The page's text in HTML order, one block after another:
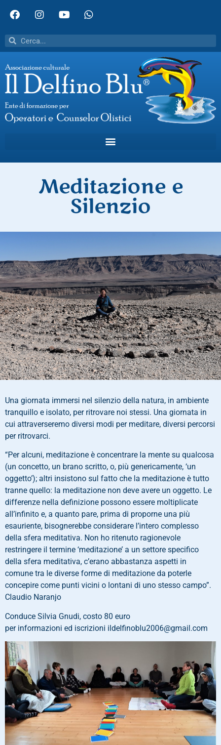
Meditazione e
Silenzio
Una giornata immersi nel silenzio della natura, in ambiente
tranquillo e isolato, per ritrovare noi stessi. Una giornata in
cui attraverseremo diversi modi per meditare, diversi percorsi
per ritrovarci.
“Per alcuni, meditazione è concentrare la mente su qualcosa
(un concetto, un brano scritto, o, più genericamente, ‘un
oggetto’); altri insistono sul fatto che la meditazione è tutto
tranne quello: la meditazione non deve avere un oggetto. Le
differenze nella definizione possono essere moltiplicate
all’infinito e, a quanto pare, prima di proporne una più
esauriente, bisognerebbe considerare l’intero complesso
della sfera meditativa. Non ho ritenuto ragionevole
restringere il termine ‘meditazione’ a un settore specifico
della sfera meditativa, c’erano abbastanza aspetti in
comune tra le diverse forme di meditazione da poterle
concepire come punti vicini o lontani di uno stesso campo”.
Claudio Naranjo
Conduce Silvia Gnudi, costo 80 euro
per informazioni ed iscrizioni ildelfinoblu2006@gmail.com